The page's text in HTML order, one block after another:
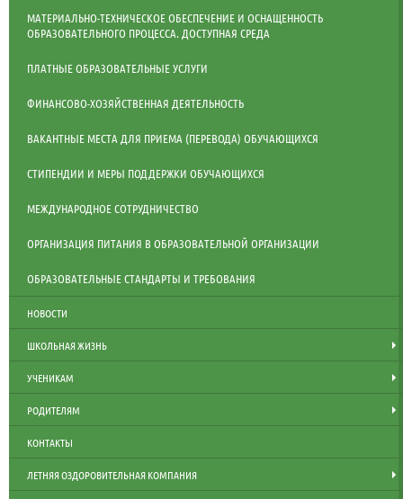
МАТЕРИАЛЬНО-ТЕХНИЧЕСКОЕ ОБЕСПЕЧЕНИЕ И ОСНАЩЕННОСТЬ
ОБРАЗОВАТЕЛЬНОГО ПРОЦЕССА. ДОСТУПНАЯ СРЕДА
ПЛАТНЫЕ ОБРАЗОВАТЕЛЬНЫЕ УСЛУГИ
ФИНАНСОВО-ХОЗЯЙСТВЕННАЯ ДЕЯТЕЛЬНОСТЬ
ВАКАНТНЫЕ МЕСТА ДЛЯ ПРИЕМА (ПЕРЕВОДА) ОБУЧАЮЩИХСЯ
СТИПЕНДИИ И МЕРЫ ПОДДЕРЖКИ ОБУЧАЮЩИХСЯ
МЕЖДУНАРОДНОЕ СОТРУДНИЧЕСТВО
ОРГАНИЗАЦИЯ ПИТАНИЯ В ОБРАЗОВАТЕЛЬНОЙ ОРГАНИЗАЦИИ
ОБРАЗОВАТЕЛЬНЫЕ СТАНДАРТЫ И ТРЕБОВАНИЯ
НОВОСТИ
ШКОЛЬНАЯ ЖИЗНЬ
УЧЕНИКАМ
РОДИТЕЛЯМ
КОНТАКТЫ
ЛЕТНЯЯ ОЗДОРОВИТЕЛЬНАЯ КОМПАНИЯ